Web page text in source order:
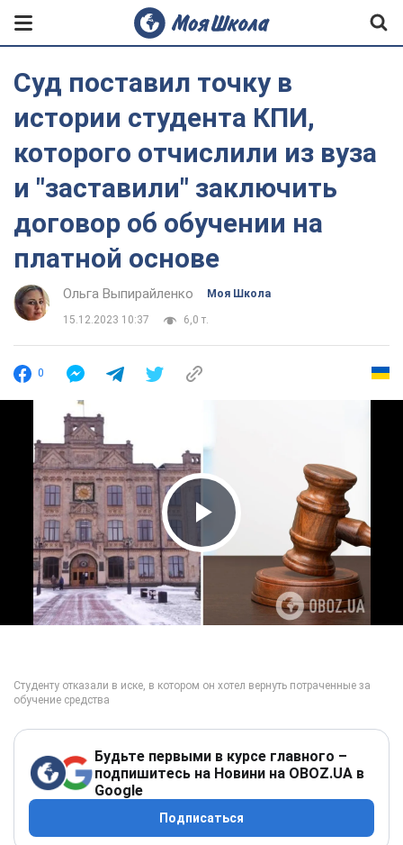
Суд поставил точку в
истории студента КПИ,
которого отчислили из вуза
и "заставили" заключить
договор об обучении на
платной основе
Ольга Выпирайленко Моя Школа
15.12.2023 10:37 6,0 т.
0
Play Video
Будьте первыми в курсе главного –
подпишитесь на Новини на OBOZ.UA в
Google
Подписаться